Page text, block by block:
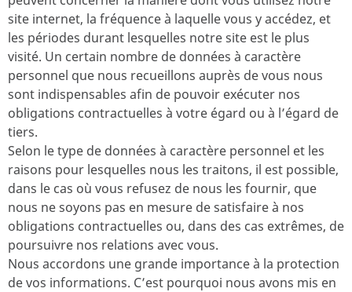
site internet, la fréquence à laquelle vous y accédez, et
les périodes durant lesquelles notre site est le plus
visité. Un certain nombre de données à caractère
personnel que nous recueillons auprès de vous nous
sont indispensables afin de pouvoir exécuter nos
obligations contractuelles à votre égard ou à l’égard de
tiers.
Selon le type de données à caractère personnel et les
raisons pour lesquelles nous les traitons, il est possible,
dans le cas où vous refusez de nous les fournir, que
nous ne soyons pas en mesure de satisfaire à nos
obligations contractuelles ou, dans des cas extrêmes, de
poursuivre nos relations avec vous.
Nous accordons une grande importance à la protection
de vos informations. C’est pourquoi nous avons mis en